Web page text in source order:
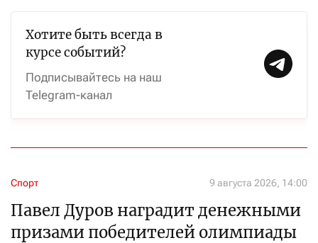
Хотите быть всегда в
курсе событий?
Подписывайтесь на наш
Telegram-канал
Спорт 9 августа 2026, 14:00
Павел Дуров наградит денежными
призами победителей олимпиады